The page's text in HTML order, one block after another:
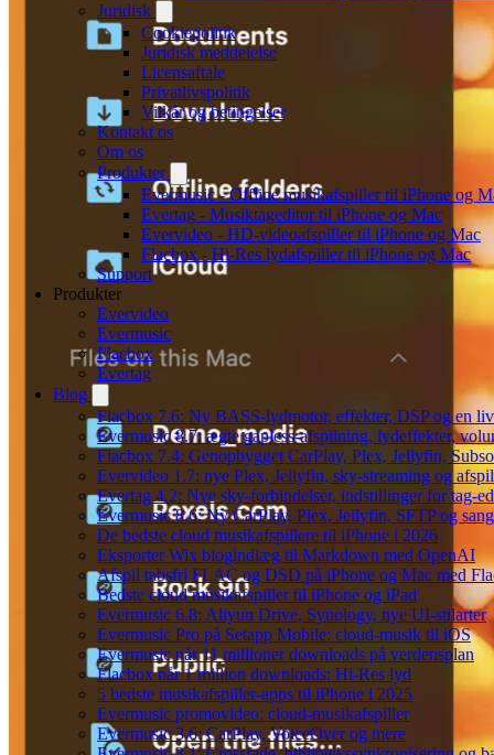
Juridisk
Cookiepolitik
Juridisk meddelelse
Licensaftale
Privatlivspolitik
Vilkår og betingelser
Kontakt os
Om os
Produkter
Evermusic - Offline musikafspiller til iPhone og
Evertag - Musiktageditor til iPhone og Mac
Evervideo - HD-videoafspiller til iPhone og Mac
Flacbox - Hi-Res lydafspiller til iPhone og Mac
Support
Produkter
Evervideo
Evermusic
Flacbox
Evertag
Blog
Flacbox 7.6: Ny BASS-lydmotor, effekter, DSP og en
Evermusic 8.7: ægte gapless-afspilning, lydeffekter,
Flacbox 7.4: Genopbygget CarPlay, Plex, Jellyfin,
Evervideo 1.7: nye Plex, Jellyfin, sky-streaming og
Evertag 4.2: Nye sky-forbindelser, indstillinger for tag-
Evermusic 8.6: Ny CarPlay, Plex, Jellyfin, SFTP og
De bedste cloud musikafspillere til iPhone i 2026
Eksporter Wix blogindlæg til Markdown med OpenAI
Afspil tabsfri FLAC og DSD på iPhone og Mac med
Bedste cloud musikafspiller til iPhone og iPad
Evermusic 6.8: Aliyun Drive, Synology, nye UI-stilarter
Evermusic Pro på Setapp Mobile: cloud-musik til iOS
Evermusic når 11 millioner downloads på verdensplan
Flacbox når 1 million downloads: Hi-Res lyd
5 bedste musikafspiller-apps til iPhone i 2025
Evermusic promovideo: cloud-musikafspiller
Evermusic 3.6: CarPlay, VoiceOver og mere